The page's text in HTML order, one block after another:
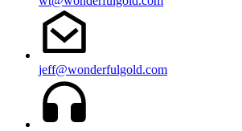
jeff@wonderfulgold.com